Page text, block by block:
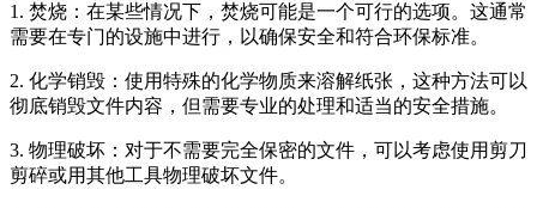
1. 焚烧：在某些情况下，焚烧可能是一个可行的选项。这通常
需要在专门的设施中进行，以确保安全和符合环保标准。
2. 化学销毁：使用特殊的化学物质来溶解纸张，这种方法可以
彻底销毁文件内容，但需要专业的处理和适当的安全措施。
3. 物理破坏：对于不需要完全保密的文件，可以考虑使用剪刀
剪碎或用其他工具物理破坏文件。